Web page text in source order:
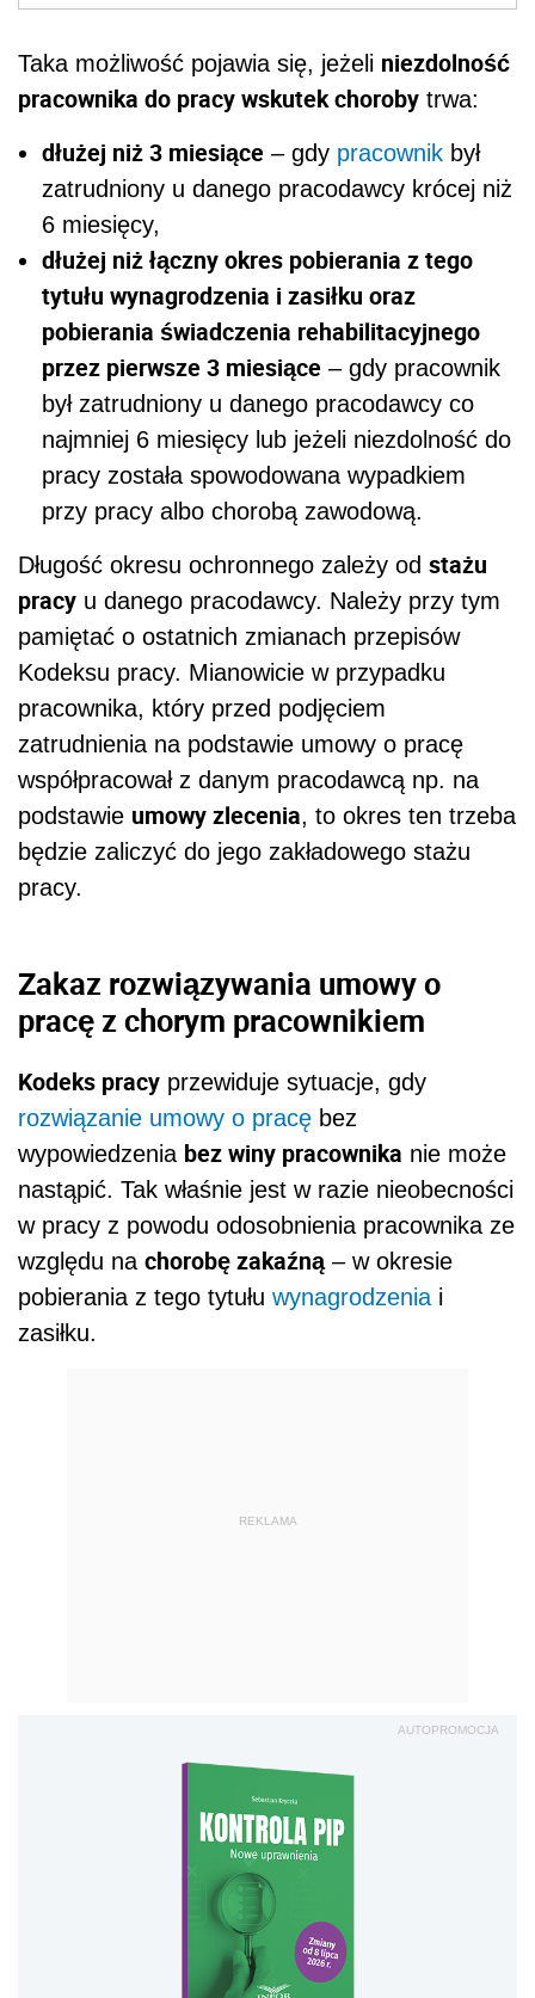
Taka możliwość pojawia się, jeżeli niezdolność
pracownika do pracy wskutek choroby trwa:
dłużej niż 3 miesiące – gdy pracownik był
zatrudniony u danego pracodawcy krócej niż
6 miesięcy,
dłużej niż łączny okres pobierania z tego
tytułu wynagrodzenia i zasiłku oraz
pobierania świadczenia rehabilitacyjnego
przez pierwsze 3 miesiące – gdy pracownik
był zatrudniony u danego pracodawcy co
najmniej 6 miesięcy lub jeżeli niezdolność do
pracy została spowodowana wypadkiem
przy pracy albo chorobą zawodową.
Długość okresu ochronnego zależy od stażu
pracy u danego pracodawcy. Należy przy tym
pamiętać o ostatnich zmianach przepisów
Kodeksu pracy. Mianowicie w przypadku
pracownika, który przed podjęciem
zatrudnienia na podstawie umowy o pracę
współpracował z danym pracodawcą np. na
podstawie umowy zlecenia, to okres ten trzeba
będzie zaliczyć do jego zakładowego stażu
pracy.
Zakaz rozwiązywania umowy o
pracę z chorym pracownikiem
Kodeks pracy przewiduje sytuacje, gdy
rozwiązanie umowy o pracę bez
wypowiedzenia bez winy pracownika nie może
nastąpić. Tak właśnie jest w razie nieobecności
w pracy z powodu odosobnienia pracownika ze
względu na chorobę zakaźną– w okresie
pobierania z tego tytułu wynagrodzeniai
zasiłku.
REKLAMA
AUTOPROMOCJA